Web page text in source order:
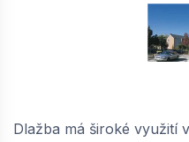
dlažba pro
Dlažba má široké využití